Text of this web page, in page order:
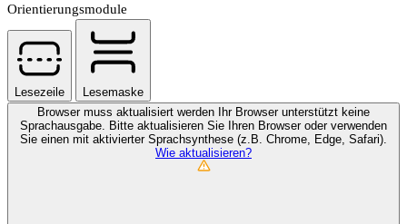
Orientierungsmodule
Lesezeile
Lesemaske
Browser muss aktualisiert werden
Ihr Browser unterstützt keine
Sprachausgabe. Bitte aktualisieren Sie Ihren Browser oder verwenden
Sie einen mit aktivierter Sprachsynthese (z.B. Chrome, Edge, Safari).
Wie aktualisieren?